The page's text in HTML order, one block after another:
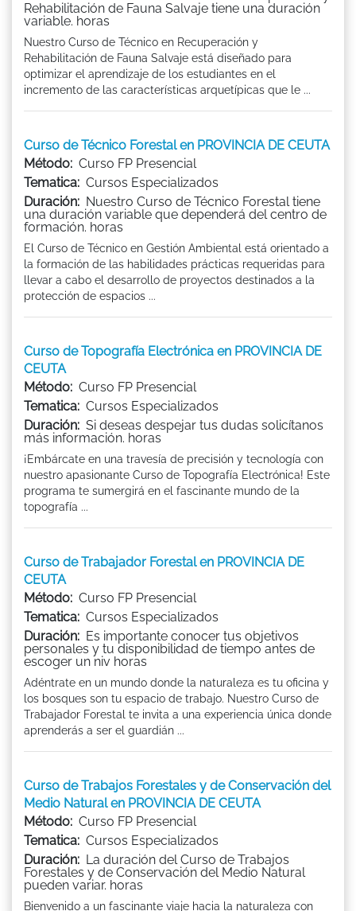
Rehabilitación de Fauna Salvaje tiene una duración
variable. horas
Nuestro Curso de Técnico en Recuperación y
Rehabilitación de Fauna Salvaje está diseñado para
optimizar el aprendizaje de los estudiantes en el
incremento de las características arquetípicas que le ...
Curso de Técnico Forestal en PROVINCIA DE CEUTA
Método: Curso FP Presencial
Tematica: Cursos Especializados
Duración: Nuestro Curso de Técnico Forestal tiene
una duración variable que dependerá del centro de
formación. horas
El Curso de Técnico en Gestión Ambiental está orientado a
la formación de las habilidades prácticas requeridas para
llevar a cabo el desarrollo de proyectos destinados a la
protección de espacios ...
Curso de Topografía Electrónica en PROVINCIA DE
CEUTA
Método: Curso FP Presencial
Tematica: Cursos Especializados
Duración: Si deseas despejar tus dudas solicítanos
más información. horas
¡Embárcate en una travesía de precisión y tecnología con
nuestro apasionante Curso de Topografía Electrónica! Este
programa te sumergirá en el fascinante mundo de la
topografía ...
Curso de Trabajador Forestal en PROVINCIA DE
CEUTA
Método: Curso FP Presencial
Tematica: Cursos Especializados
Duración: Es importante conocer tus objetivos
personales y tu disponibilidad de tiempo antes de
escoger un niv horas
Adéntrate en un mundo donde la naturaleza es tu oficina y
los bosques son tu espacio de trabajo. Nuestro Curso de
Trabajador Forestal te invita a una experiencia única donde
aprenderás a ser el guardián ...
Curso de Trabajos Forestales y de Conservación del
Medio Natural en PROVINCIA DE CEUTA
Método: Curso FP Presencial
Tematica: Cursos Especializados
Duración: La duración del Curso de Trabajos
Forestales y de Conservación del Medio Natural
pueden variar. horas
Bienvenido a un fascinante viaje hacia la naturaleza con